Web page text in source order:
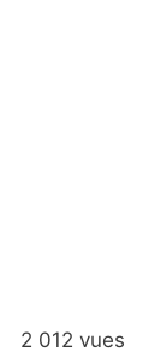
2 012 vues